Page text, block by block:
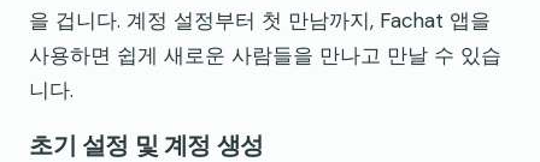
을 겁니다. 계정 설정부터 첫 만남까지, Fachat 앱을
사용하면 쉽게 새로운 사람들을 만나고 만날 수 있습
니다.
초기 설정 및 계정 생성